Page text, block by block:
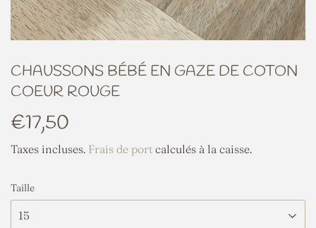
CHAUSSONS BÉBÉ EN GAZE DE COTON
COEUR ROUGE
€17,50
Taxes incluses. Frais de port calculés à la caisse.
Taille